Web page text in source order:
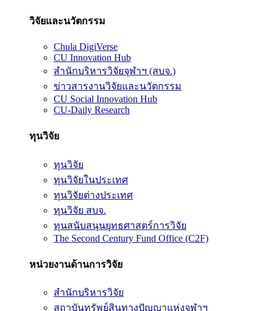
วิจัยและนวัตกรรม
Chula DigiVerse
CU Innovation Hub
สำนักบริหารวิจัยจุฬาฯ (สบจ.)
ข่าวสารงานวิจัยและนวัตกรรม
CU Social Innovation Hub
CU-Daily Research
ทุนวิจัย
ทุนวิจัย
ทุนวิจัยในประเทศ
ทุนวิจัยต่างประเทศ
ทุนวิจัย สบจ.
ทุนสนับสนุนยุทธศาสตร์การวิจัย
The Second Century Fund Office (C2F)
หน่วยงานด้านการวิจัย
สำนักบริหารวิจัย
สถาบันทรัพย์สินทางปัญญาแห่งจุฬาฯ